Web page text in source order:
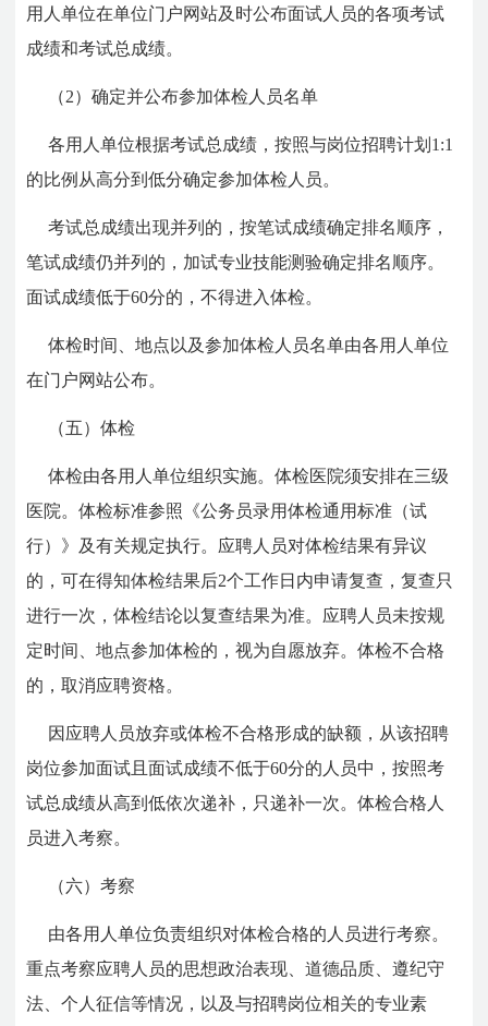
用人单位在单位门户网站及时公布面试人员的各项考试
成绩和考试总成绩。
（2）确定并公布参加体检人员名单
各用人单位根据考试总成绩，按照与岗位招聘计划1:1
的比例从高分到低分确定参加体检人员。
考试总成绩出现并列的，按笔试成绩确定排名顺序，
笔试成绩仍并列的，加试专业技能测验确定排名顺序。
面试成绩低于60分的，不得进入体检。
体检时间、地点以及参加体检人员名单由各用人单位
在门户网站公布。
（五）体检
体检由各用人单位组织实施。体检医院须安排在三级
医院。体检标准参照《公务员录用体检通用标准（试
行）》及有关规定执行。应聘人员对体检结果有异议
的，可在得知体检结果后2个工作日内申请复查，复查只
进行一次，体检结论以复查结果为准。应聘人员未按规
定时间、地点参加体检的，视为自愿放弃。体检不合格
的，取消应聘资格。
因应聘人员放弃或体检不合格形成的缺额，从该招聘
岗位参加面试且面试成绩不低于60分的人员中，按照考
试总成绩从高到低依次递补，只递补一次。体检合格人
员进入考察。
（六）考察
由各用人单位负责组织对体检合格的人员进行考察。
重点考察应聘人员的思想政治表现、道德品质、遵纪守
法、个人征信等情况，以及与招聘岗位相关的专业素